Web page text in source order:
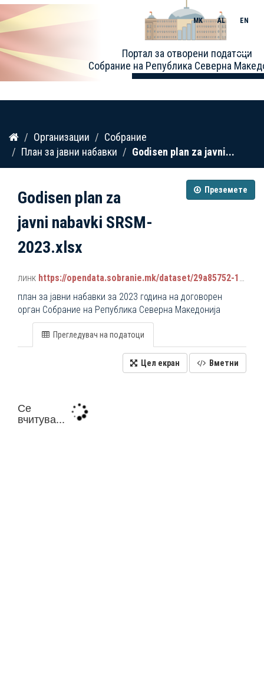
Прескокнете
содржина
Портал за отворени податоци
Собрание на Република Северна
MK AL EN
Toggle
Организации
Собрание
План за јавни набавки
Godisen plan za javni...
Преземете
Godisen plan za
javni nabavki SRSM-
2023.xlsx
линк https://opendata.sobranie.mk/dataset/29a85752-1d38-4ed5-bf1d-a0c03c6bf714/resource/46446bd1-3fc8-4297-b838-37b93c6d6665/download/godisen-plan-za-javni-nabavki-srsm-2023.xlsx
план за јавни набавки за 2023 година на договорен
орган Собрание на Република Северна Македонија
Прегледувач на податоци
Цел екран Вметни